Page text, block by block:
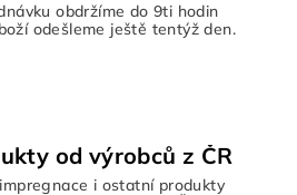
obdržíme do 9ti hodin
odešleme ještě tentýž den.
od výrobců z ČR
i ostatní produkty